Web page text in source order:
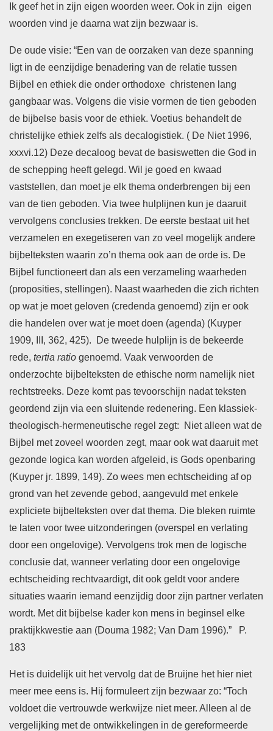
Ik geef het in zijn eigen woorden weer. Ook in zijn eigen
woorden vind je daarna wat zijn bezwaar is.
De oude visie: “Een van de oorzaken van deze spanning
ligt in de eenzijdige benadering van de relatie tussen
Bijbel en ethiek die onder orthodoxe christenen lang
gangbaar was. Volgens die visie vormen de tien geboden
de bijbelse basis voor de ethiek. Voetius behandelt de
christelijke ethiek zelfs als decalogistiek. ( De Niet 1996,
xxxvi.12) Deze decaloog bevat de basiswetten die God in
de schepping heeft gelegd. Wil je goed en kwaad
vaststellen, dan moet je elk thema onderbrengen bij een
van de tien geboden. Via twee hulplijnen kun je daaruit
vervolgens conclusies trekken. De eerste bestaat uit het
verzamelen en exegetiseren van zo veel mogelijk andere
bijbelteksten waarin zo’n thema ook aan de orde is. De
Bijbel functioneert dan als een verzameling waarheden
(proposities, stellingen). Naast waarheden die zich richten
op wat je moet geloven (credenda genoemd) zijn er ook
die handelen over wat je moet doen (agenda) (Kuyper
1909, III, 362, 425). De tweede hulplijn is de bekeerde
rede, tertia ratio genoemd. Vaak verwoorden de
onderzochte bijbelteksten de ethische norm namelijk niet
rechtstreeks. Deze komt pas tevoorschijn nadat teksten
geordend zijn via een sluitende redenering. Een klassiek-
theologisch-hermeneutische regel zegt: Niet alleen wat de
Bijbel met zoveel woorden zegt, maar ook wat daaruit met
gezonde logica kan worden afgeleid, is Gods openbaring
(Kuyper jr. 1899, 149). Zo wees men echtscheiding af op
grond van het zevende gebod, aangevuld met enkele
expliciete bijbelteksten over dat thema. Die bleken ruimte
te laten voor twee uitzonderingen (overspel en verlating
door een ongelovige). Vervolgens trok men de logische
conclusie dat, wanneer verlating door een ongelovige
echtscheiding rechtvaardigt, dit ook geldt voor andere
situaties waarin iemand eenzijdig door zijn partner verlaten
wordt. Met dit bijbelse kader kon mens in beginsel elke
praktijkkwestie aan (Douma 1982; Van Dam 1996).” P.
183
Het is duidelijk uit het vervolg dat de Bruijne het hier niet
meer mee eens is. Hij formuleert zijn bezwaar zo: “Toch
voldoet die vertrouwde werkwijze niet meer. Alleen al de
vergelijking met de ontwikkelingen in de gereformeerde